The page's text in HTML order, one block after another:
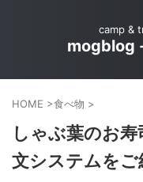
camp &
mogblog
HOME >食べ物 >
しゃぶ葉のお
文システムをご